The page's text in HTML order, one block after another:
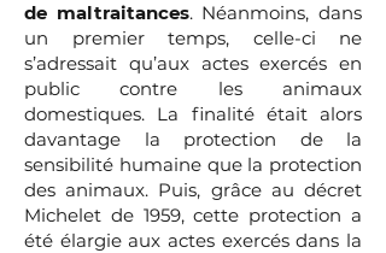
de maltraitances. Néanmoins, dans
un premier temps, celle-ci ne
s’adressait qu’aux actes exercés en
public contre les animaux
domestiques. La finalité était alors
davantage la protection de la
sensibilité humaine que la protection
des animaux. Puis, grâce au décret
Michelet de 1959, cette protection a
été élargie aux actes exercés dans la